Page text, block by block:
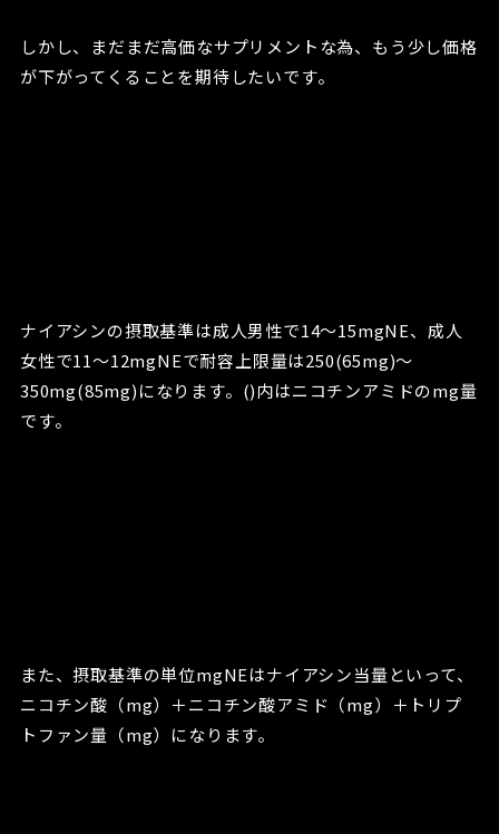
しかし、まだまだ高価なサプリメントな為、もう少し価格
が下がってくることを期待したいです。
ナイアシンの摂取基準は成人男性で14～15mgNE、成人
女性で11～12mgNEで耐容上限量は250(65mg)～
350mg(85mg)になります。()内はニコチンアミドのmg量
です。
また、摂取基準の単位mgNEはナイアシン当量といって、
ニコチン酸（mg）＋ニコチン酸アミド（mg）＋トリプ
トファン量（mg）になります。